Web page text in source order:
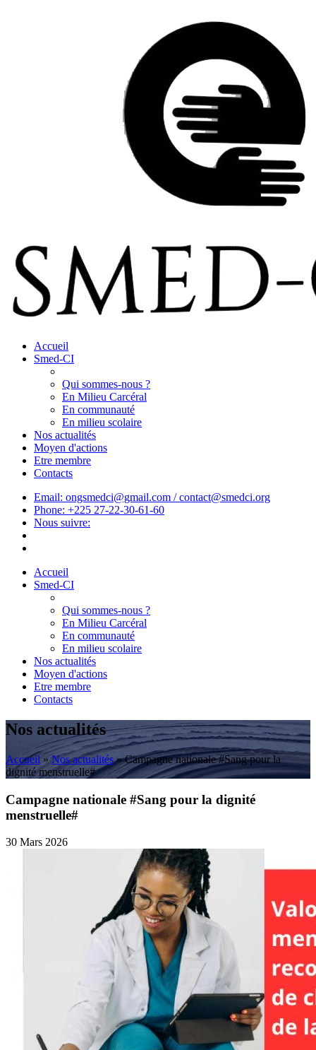
Accueil
Smed-CI
Qui sommes-nous ?
En Milieu Carcéral
En communauté
En milieu scolaire
Nos actualités
Moyen d'actions
Etre membre
Contacts
Email: ongsmedci@gmail.com / contact@smedci.org
Phone: +225 27-22-30-61-60
Nous suivre:
Accueil
Smed-CI
Qui sommes-nous ?
En Milieu Carcéral
En communauté
En milieu scolaire
Nos actualités
Moyen d'actions
Etre membre
Contacts
Nos actualités
Accueil » Nos actualités»Campagne nationale #Sang pour la
dignité menstruelle#
Campagne nationale #Sang pour la dignité
menstruelle#
30 Mars 2026